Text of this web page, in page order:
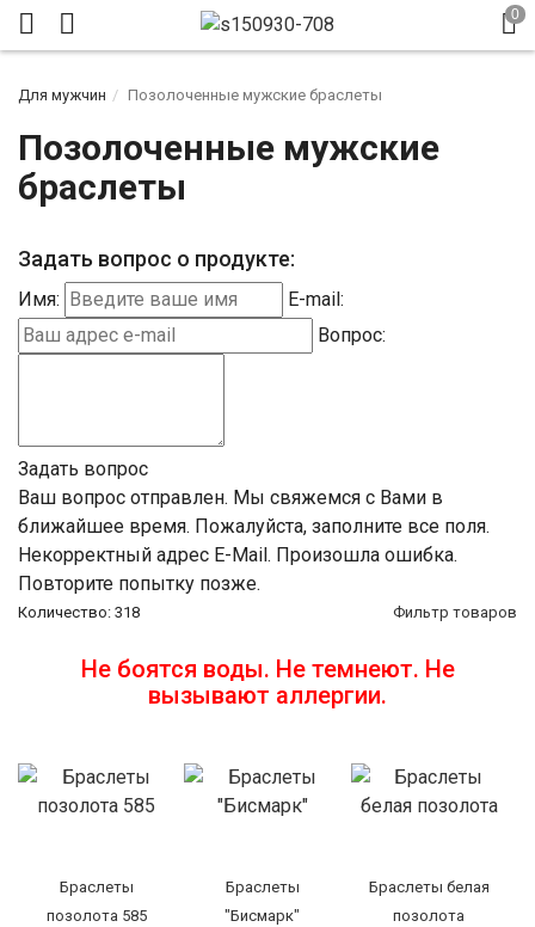
Для мужчин Позолоченные мужские браслеты
Позолоченные мужские
браслеты
Задать вопрос о продукте:
Имя:
E-mail:
Вопрос:
Задать вопрос
Ваш вопрос отправлен. Мы свяжемся с Вами в
ближайшее время. Пожалуйста, заполните все поля.
Некорректный адрес E-Mail. Произошла ошибка.
Повторите попытку позже.
Количество: 318 Фильтр товаров
Не боятся воды. Не темнеют. Не
вызывают аллергии.
Браслеты
позолота 585
Браслеты
"Бисмарк"
Браслеты белая
позолота